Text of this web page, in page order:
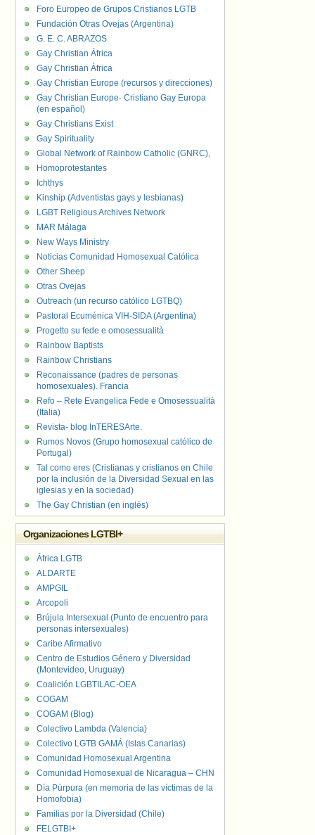
Foro Europeo de Grupos Cristianos LGTB
Fundación Otras Ovejas (Argentina)
G. E. C. ABRAZOS
Gay Christian África
Gay Christian África
Gay Christian Europe (recursos y direcciones)
Gay Christian Europe- Cristiano Gay Europa
(en español)
Gay Christians Exist
Gay Spirituality
Global Network of Rainbow Catholic (GNRC),
Homoprotestantes
Ichthys
Kinship (Adventistas gays y lesbianas)
LGBT Religious Archives Network
MAR Málaga
New Ways Ministry
Noticias Comunidad Homosexual Católica
Other Sheep
Otras Ovejas
Outreach (un recurso católico LGTBQ)
Pastoral Ecuménica VIH-SIDA (Argentina)
Progetto su fede e omosessualità
Rainbow Baptists
Rainbow Christians
Reconaissance (padres de personas
homosexuales). Francia
Refo – Rete Evangelica Fede e Omosessualità
(Italia)
Revista- blog InTERESArte.
Rumos Novos (Grupo homosexual católico de
Portugal)
Tal como eres (Cristianas y cristianos en Chile
por la inclusión de la Diversidad Sexual en las
iglesias y en la sociedad)
The Gay Christian (en inglés)
Organizaciones LGTBI+
África LGTB
ALDARTE
AMPGIL
Arcopoli
Brújula Intersexual (Punto de encuentro para
personas intersexuales)
Caribe Afirmativo
Centro de Estudios Género y Diversidad
(Montevideo, Uruguay)
Coalición LGBTILAC-OEA
COGAM
COGAM (Blog)
Colectivo Lambda (Valencia)
Colectivo LGTB GAMÁ (Islas Canarias)
Comunidad Homosexual Argentina
Comunidad Homosexual de Nicaragua – CHN
Día Púrpura (en memoria de las víctimas de la
Homofobia)
Familias por la Diversidad (Chile)
FELGTBI+